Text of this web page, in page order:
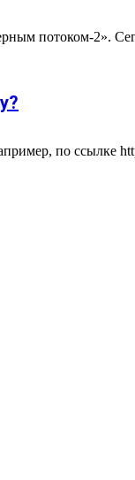
потоком-2».
по ссылке